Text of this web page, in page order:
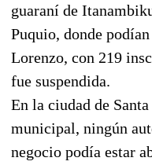
guaraní de
Puquio, donde
Lorenzo, con 219
fue suspendida.
En la ciudad de
municipal, ningún
negocio podía estar